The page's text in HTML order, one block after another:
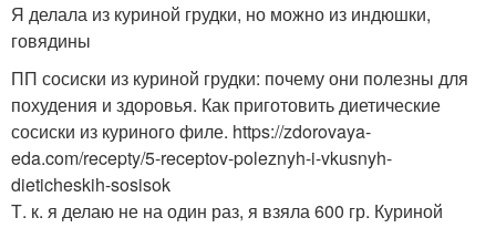
Я делала из куриной грудки, но можно из индюшки,
говядины
ПП сосиски из куриной грудки: почему они полезны для
похудения и здоровья. Как приготовить диетические
сосиски из куриного филе. https://zdorovaya-
eda.com/recepty/5-receptov-poleznyh-i-vkusnyh-
dieticheskih-sosisok
Т. к. я делаю не на один раз, я взяла 600 гр. Куриной